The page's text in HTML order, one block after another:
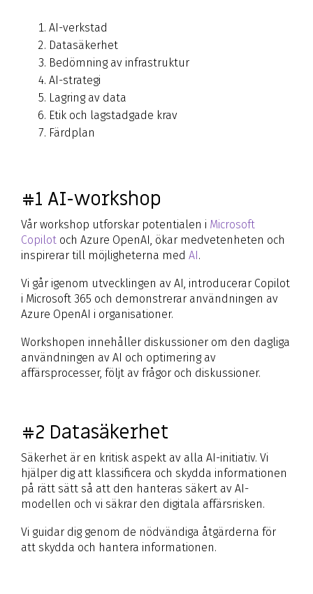
AI-verkstad
Datasäkerhet
Bedömning av infrastruktur
AI-strategi
Lagring av data
Etik och lagstadgade krav
Färdplan
#1 AI-workshop
Vår workshop utforskar potentialen i Microsoft
Copilot och Azure OpenAI, ökar medvetenheten och
inspirerar till möjligheterna med AI.
Vi går igenom utvecklingen av AI, introducerar Copilot
i Microsoft 365 och demonstrerar användningen av
Azure OpenAI i organisationer.
Workshopen innehåller diskussioner om den dagliga
användningen av AI och optimering av
affärsprocesser, följt av frågor och diskussioner.
#2 Datasäkerhet
Säkerhet är en kritisk aspekt av alla AI-initiativ. Vi
hjälper dig att klassificera och skydda informationen
på rätt sätt så att den hanteras säkert av AI-
modellen och vi säkrar den digitala affärsrisken.
Vi guidar dig genom de nödvändiga åtgärderna för
att skydda och hantera informationen.